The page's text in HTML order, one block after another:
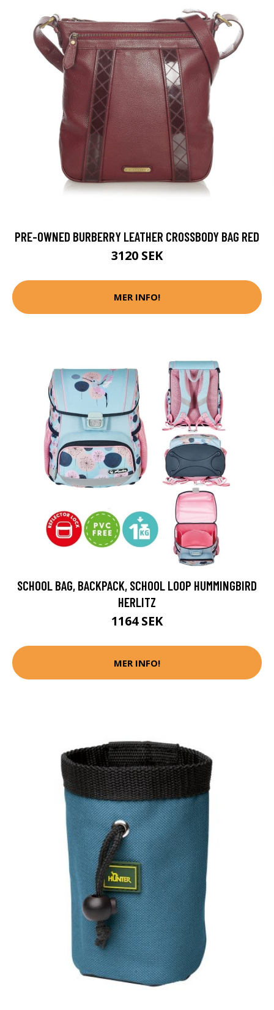
PRE-OWNED BURBERRY LEATHER CROSSBODY BAG RED
3120 SEK
MER INFO!
SCHOOL BAG, BACKPACK, SCHOOL LOOP HUMMINGBIRD
HERLITZ
1164 SEK
MER INFO!